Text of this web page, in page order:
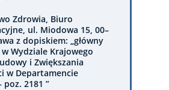
Zdrowia, Biuro
ul. Miodowa 15, 00–
z dopiskiem: „główny
Wydziale Krajowego
i Zwiększania
w Departamencie
poz. 2181 ”